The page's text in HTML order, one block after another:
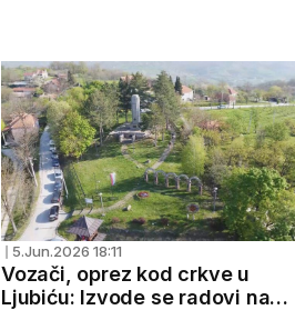
❘ 5.Jun.2026 18:11
Vozači, oprez kod crkve u
Ljubiću: Izvode se radovi na